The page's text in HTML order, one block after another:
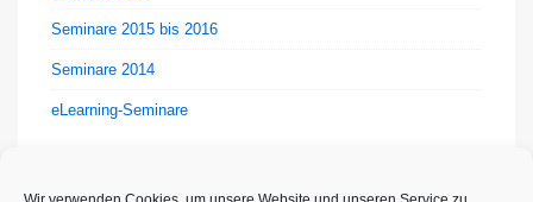
Seminare 2015 bis 2016
Seminare 2014
eLearning-Seminare